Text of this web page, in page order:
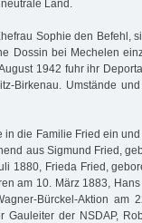
Land.
Sophie den Befehl,
Dossin bei Mechelen
1942 fuhr ihr
Birkenau. Umstände
in die Familie Fried ein
aus Sigmund Fried,
1880, Frieda Fried,
am 10. März 1883,
Bürckel-Aktion am
Gauleiter der NSDAP,